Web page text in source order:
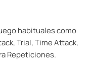
habituales como
Trial, Time Attack,
Repeticiones.